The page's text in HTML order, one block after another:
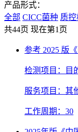
产品形式：
全部 CICC菌种 质
共44页 现在第1页
参考 2025 版
检测项目：目
服务项目：其
工作周期：30